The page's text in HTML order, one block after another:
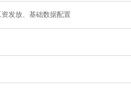
发放、基础数据配置